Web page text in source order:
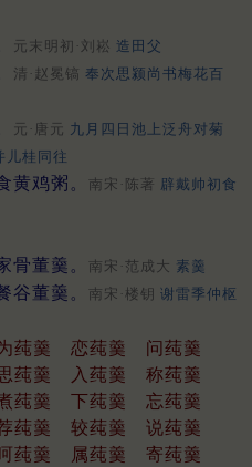
元末明初·刘崧 造田父
清·赵冕镐 奉次思颍尚书梅花百
元·唐元 九月四日池上泛舟对菊
儿桂同往
黄鸡粥。 南宋·陈著 辟戴帅初食
骨董羹。
南宋·范成大 素羹
谷董羹。 南宋·楼钥 谢雷季仲枢
莼羹 恋莼羹
问莼羹
莼羹 入莼羹
称莼羹
莼羹 下莼羹
忘莼羹
莼羹 较莼羹
说莼羹
莼羹 属莼羹
寄莼羹